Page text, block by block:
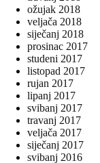
ožujak 2018
veljača 2018
siječanj 2018
prosinac 2017
studeni 2017
listopad 2017
rujan 2017
lipanj 2017
svibanj 2017
travanj 2017
veljača 2017
siječanj 2017
svibanj 2016